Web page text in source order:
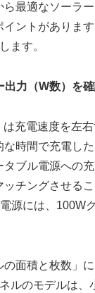
最適なソーラ
イントがありま
ます。
出力（W数）を
充電速度を左
時間で充電し
ブル電源への充
チングさせる
源には、100W
の面積と枚数」
ルのモデルは、